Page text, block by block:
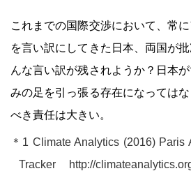
これまでの国際交渉において、常
を言い訳にしてきた日本、両国が
んな言い訳が残されようか？日本
みの足を引っ張る存在になっては
べき責任は大きい。
＊1 Climate Analytics (2016) Paris
Tracker http://